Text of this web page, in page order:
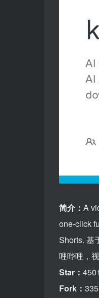
简介： A
one-click
Shorts. 基
哩哔哩，
Star： 4501
Fork： 335